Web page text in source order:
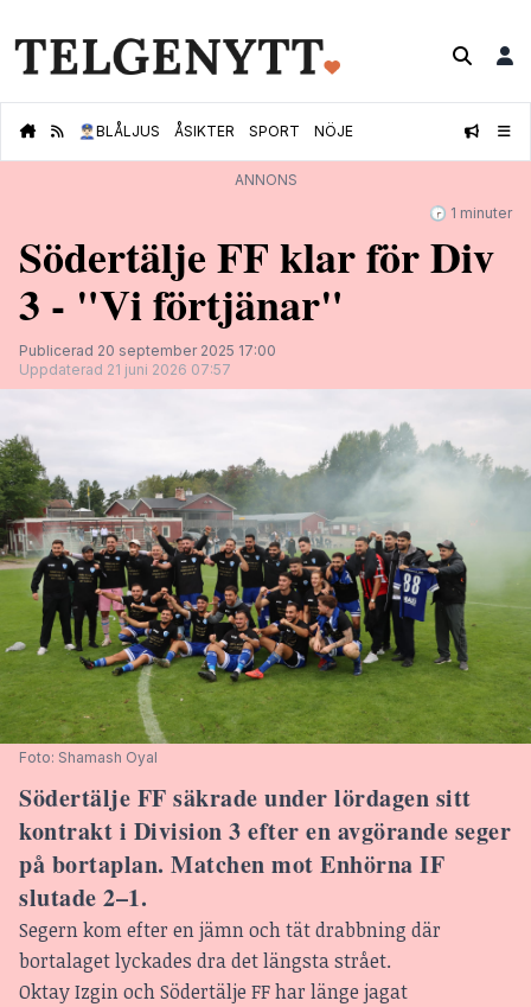
👮🏻‍♂️BLÅLJUS ÅSIKTER SPORT NÖJE
ANNONS
🕝 1 minuter
Södertälje FF klar för Div
3 - "Vi förtjänar"
Publicerad 20 september 2025 17:00
Uppdaterad 21 juni 2026 07:57
Foto: Shamash Oyal
Södertälje FF säkrade under lördagen sitt
kontrakt i Division 3 efter en avgörande seger
på bortaplan. Matchen mot Enhörna IF
slutade 2–1.
Segern kom efter en jämn och tät drabbning där
bortalaget lyckades dra det längsta strået.
Oktay Izgin och Södertälje FF har länge jagat